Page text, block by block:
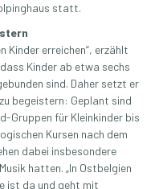
statt.
Kinder erreichen“, erzählt
Kinder ab etwa sechs
sind. Daher setzt er
begeistern: Geplant sind
Gruppen für Kleinkinder bis
Kursen nach dem
dabei insbesondere
hatten. „In Ostbelgien
ist da und geht mit